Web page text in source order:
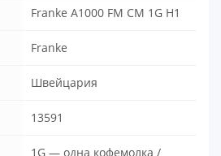
Franke A1000 FM CM 1G H1
Franke
Швейцария
13591
1G — одна кофемолка /